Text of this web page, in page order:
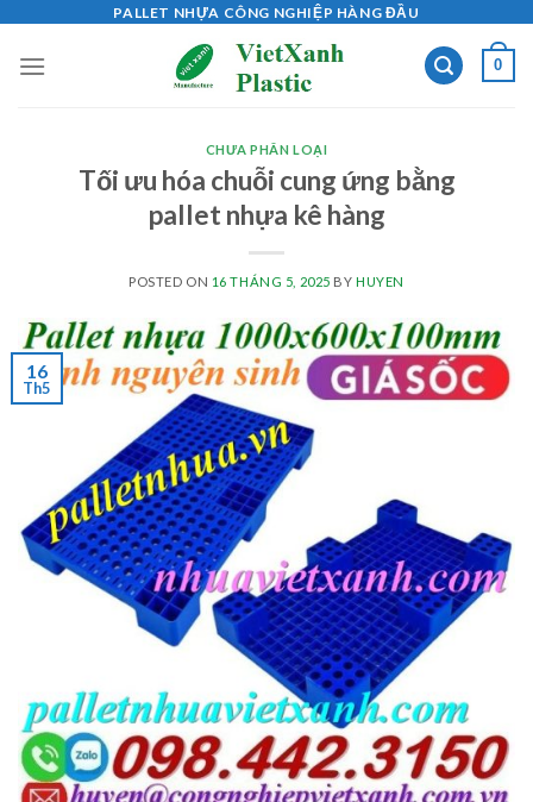
content
PALLET NHỰA CÔNG NGHIỆP HÀNG ĐẦU
0
CHƯA PHÂN LOẠI
Tối ưu hóa chuỗi cung ứng bằng
pallet nhựa kê hàng
POSTED ON 16 THÁNG 5, 2025 BY HUYEN
16
Th5